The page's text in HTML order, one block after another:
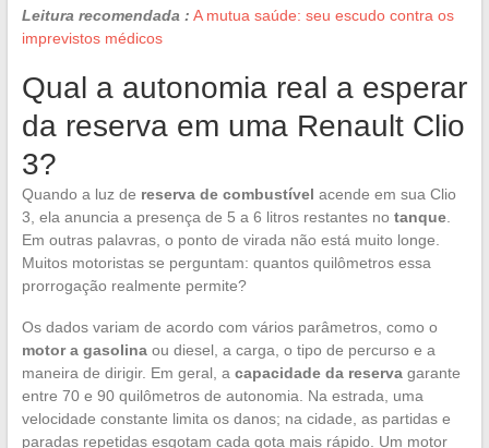
Leitura recomendada : A mutua saúde: seu escudo contra os
imprevistos médicos
Qual a autonomia real a esperar
da reserva em uma Renault Clio
3?
Quando a luz de reserva de combustível acende em sua Clio
3, ela anuncia a presença de 5 a 6 litros restantes no tanque.
Em outras palavras, o ponto de virada não está muito longe.
Muitos motoristas se perguntam: quantos quilômetros essa
prorrogação realmente permite?
Os dados variam de acordo com vários parâmetros, como o
motor a gasolinaou diesel, a carga, o tipo de percurso e a
maneira de dirigir. Em geral, a capacidade da reservagarante
entre 70 e 90 quilômetros de autonomia. Na estrada, uma
velocidade constante limita os danos; na cidade, as partidas e
paradas repetidas esgotam cada gota mais rápido. Um motor